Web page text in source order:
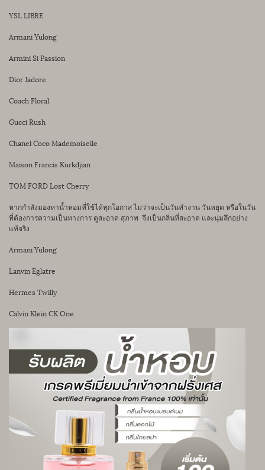
YSL LIBRE
Armani Yulong
Armini Si Passion
Dior Jadore
Coach Floral
Gucci Rush
Chanel Coco Mademoiselle
Maison Francis Kurkdjian
TOM FORD Lost Cherry
หากกำลังมองหาน้ำหอมที่ใช้ได้ทุกโอกาส ไม่ว่าจะเป็นวันทำงาน วันหยุด หรือในวัน
ที่ต้องการความเป็นทางการ ดูสะอาด สุภาพ จึงเป็นกลิ่นที่สะอาด และนุ่มลึกอย่าง
แท้จริง
Armani Yulong
Lanvin Eglatre
Hermes Twilly
Calvin Klein CK One